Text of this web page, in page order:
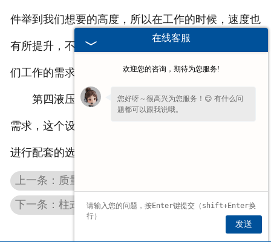
件举到我们想要的高度，所以在工作的时候，速度也
有所提升，不过这个时候我们要注意的是，要根据我
们工作的需求选择合适的型号。
第四液压升降电动平车为了能更好的满足用户的
需求，这个设备的供电方式也是可以根据用户的需求
进行配套的选择。
上一条：质量差的密级电磁吸盘使用时效果不好
下一条：柱式悬臂吊的控制开关有问题要修理
在线客服
欢迎您的咨询，期待为您服务!
您好呀～很高兴为您服务！😊 有什么问
题都可以跟我说哦。
发送